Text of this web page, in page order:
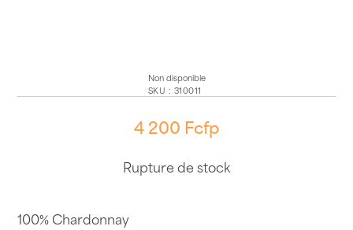
Non disponible
SKU : 310011
4 200 Fcfp
Rupture de stock
100% Chardonnay